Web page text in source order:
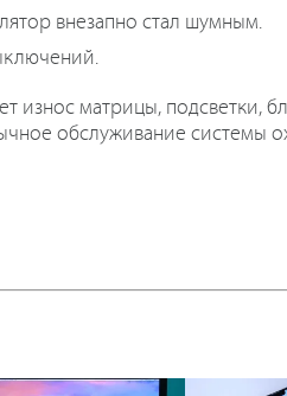
внезапно стал шумным.
матрицы, подсветки,
обслуживание системы